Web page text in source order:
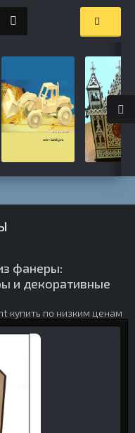
фанеры:
и декоративные
купить по низким ценам